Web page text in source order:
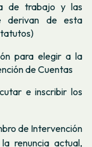
de trabajo y las
derivan de esta
para elegir a la
de Cuentas
e inscribir los
de Intervención
renuncia actual,